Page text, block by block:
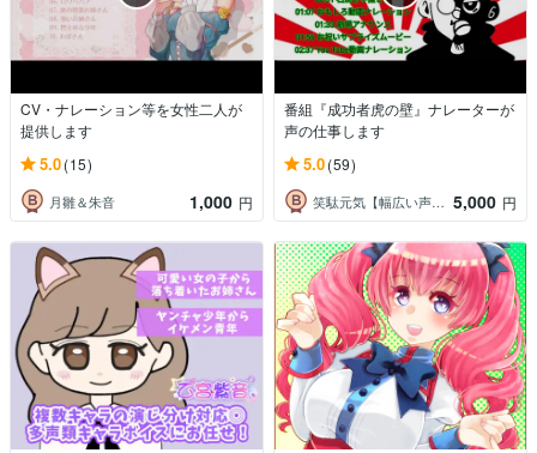
CV・ナレーション等を女性二人が
提供します
5.0(15)
月雛＆朱音 1,000 円
番組『成功者虎の壁』ナレーターが
声の仕事します
5.0(59)
笑駄元気【幅広い声のナレーター】 5,000 円